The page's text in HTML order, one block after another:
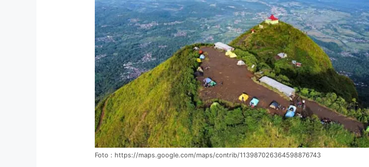
Foto : https://maps.google.com/maps/contrib/113987026364598876743